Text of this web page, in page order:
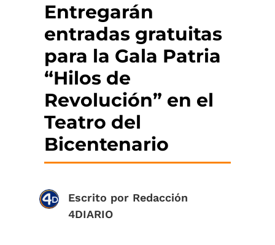
Entregarán
entradas gratuitas
para la Gala Patria
“Hilos de
Revolución” en el
Teatro del
Bicentenario
Escrito por Redacción
4DIARIO